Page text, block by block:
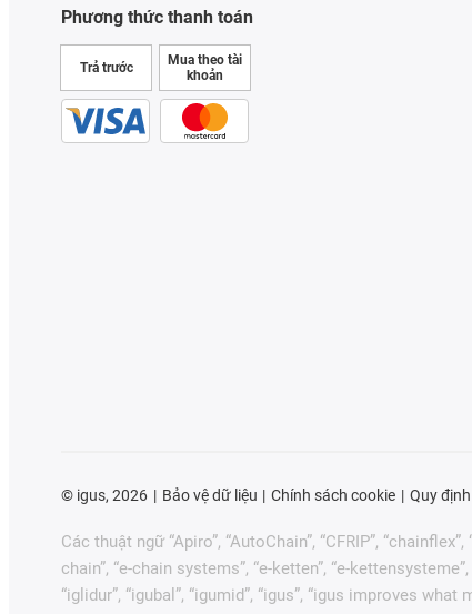
Phương thức thanh toán
Trả trước
Mua theo tài
khoản
© igus, 2026 Bảo vệ dữ liệu Chính sách cookie Quy
Các thuật ngữ “Apiro”, “AutoChain”, “CFRIP”,
chain”, “e-chain systems”, “e-ketten”, “e-
“iglidur”, “igubal”, “igumid”, “igus”, “igus improves what